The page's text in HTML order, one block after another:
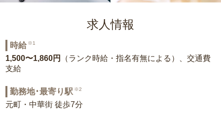
求人情報
時給 ※1
1,500〜1,860円
（ランク時給・指名有無による）、交通費
支給
勤務地･最寄り駅 ※2
元町・中華街 徒歩7分